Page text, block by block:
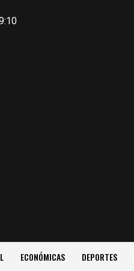
ECONÓMICAS DEPORTES